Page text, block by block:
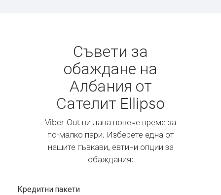
Съвети за
обаждане на
Албания от
Сателит Ellipso
Viber Out ви дава повече време за
по-малко пари. Изберете една от
нашите гъвкави, евтини опции за
обаждания:
Кредитни пакети